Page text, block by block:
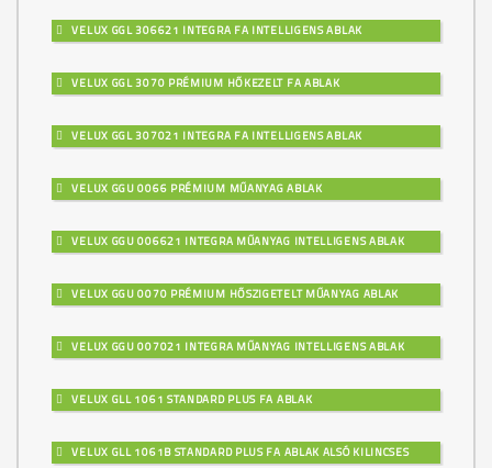
VELUX GGL 306621 INTEGRA FA INTELLIGENS ABLAK
VELUX GGL 3070 PRÉMIUM HŐKEZELT FA ABLAK
VELUX GGL 307021 INTEGRA FA INTELLIGENS ABLAK
VELUX GGU 0066 PRÉMIUM MŰANYAG ABLAK
VELUX GGU 006621 INTEGRA MŰANYAG INTELLIGENS ABLAK
VELUX GGU 0070 PRÉMIUM HŐSZIGETELT MŰANYAG ABLAK
VELUX GGU 007021 INTEGRA MŰANYAG INTELLIGENS ABLAK
VELUX GLL 1061 STANDARD PLUS FA ABLAK
VELUX GLL 1061B STANDARD PLUS FA ABLAK ALSÓ KILINCSES